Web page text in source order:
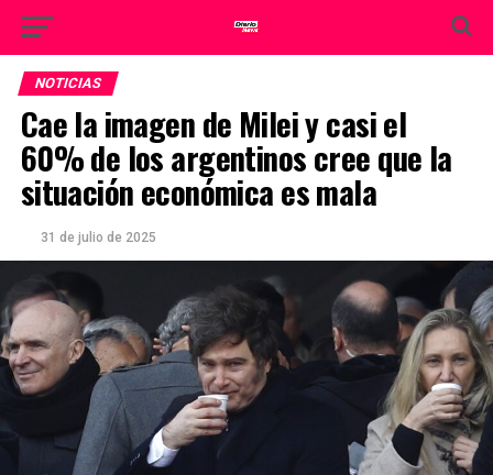
NOTICIAS
Cae la imagen de Milei y casi el
60% de los argentinos cree que la
situación económica es mala
31 de julio de 2025